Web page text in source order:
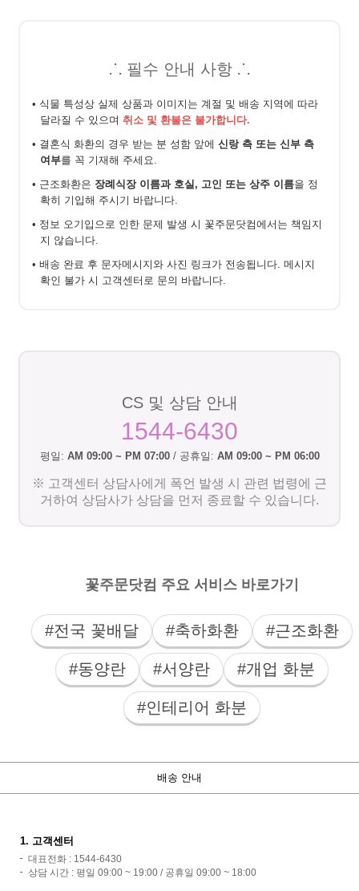
⸫ 필수 안내 사항 ⸫
• 식물 특성상 실제 상품과 이미지는 계절 및 배송 지역에 따라
달라질 수 있으며 취소 및 환불은 불가합니다.
• 결혼식 화환의 경우 받는 분 성함 앞에 신랑 측 또는 신부 측
여부를 꼭 기재해 주세요.
• 근조화환은 장례식장 이름과 호실, 고인 또는 상주 이름을 정
확히 기입해 주시기 바랍니다.
• 정보 오기입으로 인한 문제 발생 시 꽃주문닷컴에서는 책임지
지 않습니다.
• 배송 완료 후 문자메시지와 사진 링크가 전송됩니다. 메시지
확인 불가 시 고객센터로 문의 바랍니다.
CS 및 상담 안내
1544-6430
평일: AM 09:00 ~ PM 07:00 / 공휴일: AM 09:00 ~ PM 06:00
※ 고객센터 상담사에게 폭언 발생 시 관련 법령에 근
거하여 상담사가 상담을 먼저 종료할 수 있습니다.
꽃주문닷컴 주요 서비스 바로가기
#전국 꽃배달 #축하화환 #근조화환
#동양란 #서양란 #개업 화분
#인테리어 화분
배송 안내
1. 고객센터
대표전화 : 1544-6430
상담 시간 : 평일 09:00 ~ 19:00 / 공휴일 09:00 ~ 18:00